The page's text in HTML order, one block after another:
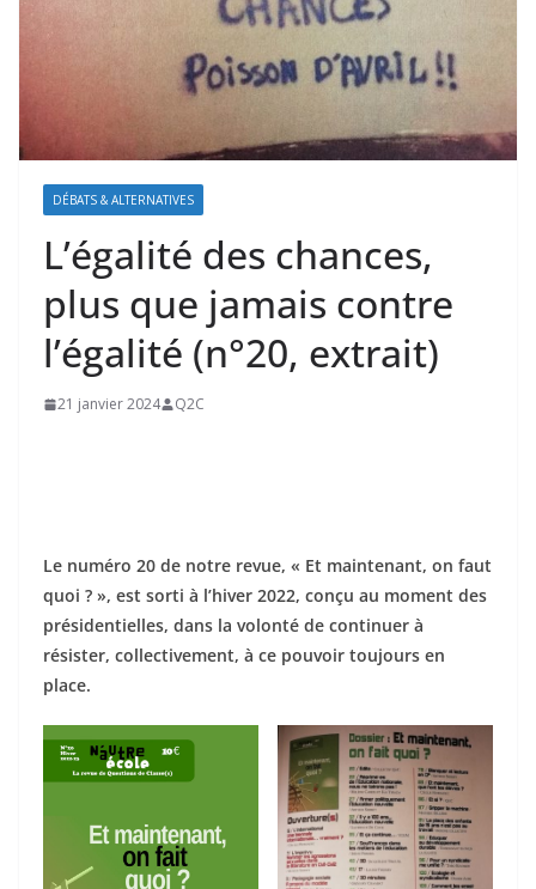
DÉBATS & ALTERNATIVES
L’égalité des chances,
plus que jamais contre
l’égalité (n°20, extrait)
21 janvier 2024 Q2C
Le numéro 20 de notre revue, « Et maintenant, on faut
quoi ? », est sorti à l’hiver 2022, conçu au moment des
présidentielles, dans la volonté de continuer à
résister, collectivement, à ce pouvoir toujours en
place.